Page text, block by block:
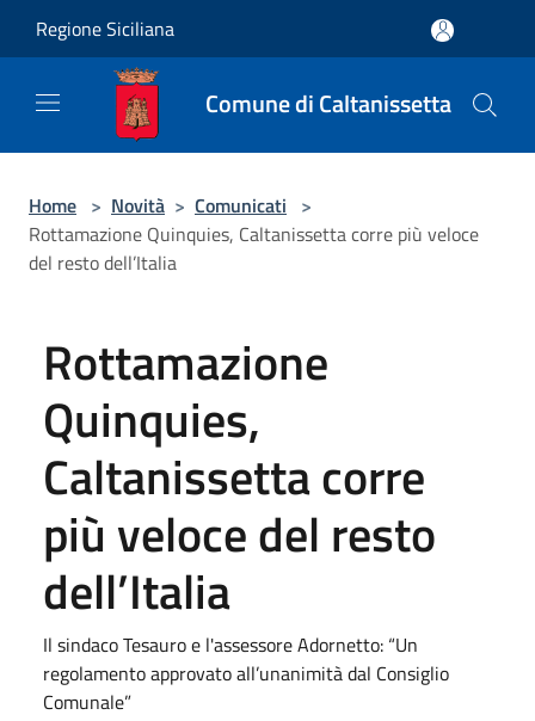
Regione Siciliana
Comune di Caltanissetta
Home > Novità > Comunicati >
Rottamazione Quinquies, Caltanissetta corre più veloce
del resto dell’Italia
Rottamazione
Quinquies,
Caltanissetta corre
più veloce del resto
dell’Italia
Il sindaco Tesauro e l'assessore Adornetto: “Un
regolamento approvato all’unanimità dal Consiglio
Comunale”